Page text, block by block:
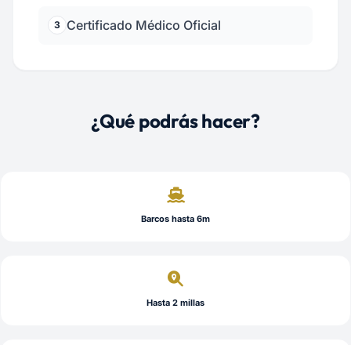
3 Certificado Médico Oficial
¿Qué podrás hacer?
Barcos hasta 6m
Hasta 2 millas